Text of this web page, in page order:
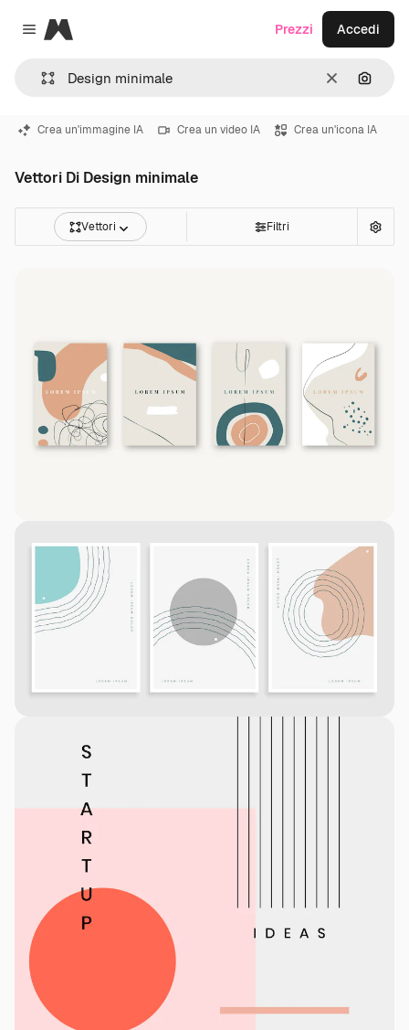
Close menu
Magnific
CancellaCerca
Prezzi Accedi
Crea un'immagine IA Crea un video IA Crea un'icona IA
Vettori Di Design minimale
Vettori Filtri